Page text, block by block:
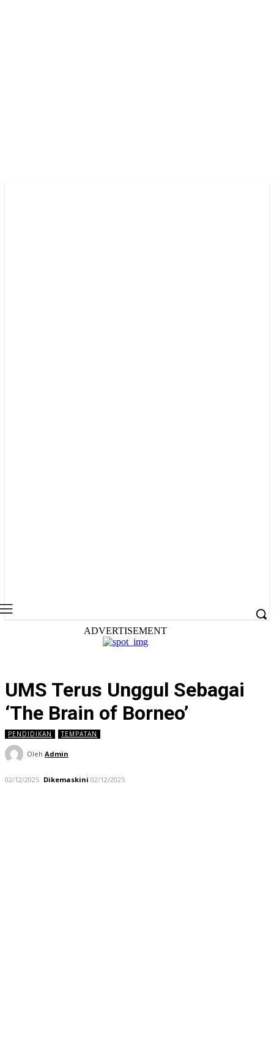
ADVERTISEMENT
UMS Terus Unggul Sebagai
‘The Brain of Borneo’
PENDIDIKAN TEMPATAN
Oleh Admin
02/12/2025 Dikemaskini 02/12/2025